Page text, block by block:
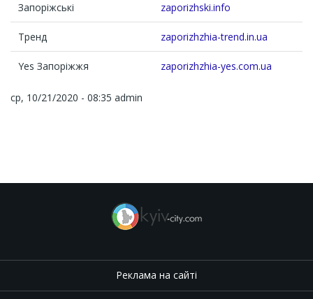
Запоріжські zaporizhski.info
Тренд zaporizhzhia-trend.in.ua
Yes Запоріжжя zaporizhzhia-yes.com.ua
ср, 10/21/2020 - 08:35 admin
Реклама на сайті